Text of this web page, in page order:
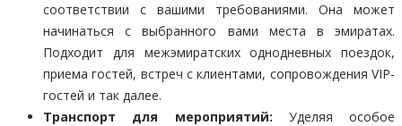
соответствии с вашими требованиями. Она может
начинаться с выбранного вами места в эмиратах.
Подходит для межэмиратских однодневных поездок,
приема гостей, встреч с клиентами, сопровождения VIP-
гостей и так далее.
Транспорт для мероприятий: Уделяя особое